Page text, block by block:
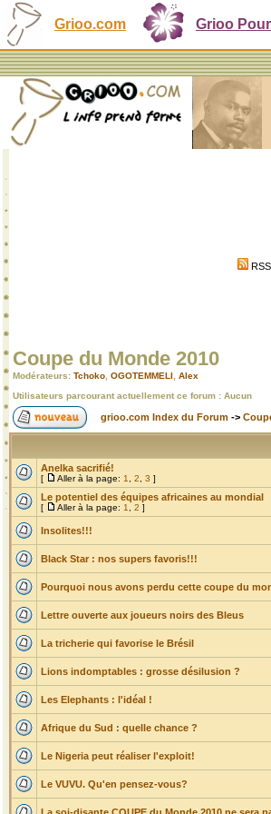
Grioo.com Grioo
RSS
Coupe du Monde 2010
Modérateurs: Tchoko OGOTEMMELI Alex
Utilisateurs parcourant actuellement ce forum : Aucun
grioo.com Index du Forum ->
Anelka sacrifié!
[ Aller à la page: 1 2 3 ]
Le potentiel des équipes africaines au mondial
[ Aller à la page: 1 2 ]
Insolites!!!
Black Star : nos supers favoris!!!
Pourquoi nous avons perdu cette coupe du
Lettre ouverte aux joueurs noirs des Bleus
La tricherie qui favorise le Brésil
Lions indomptables : grosse désilusion ?
Les Elephants : l'idéal !
Afrique du Sud : quelle chance ?
Le Nigeria peut réaliser l'exploit!
Le VUVU. Qu'en pensez-vous?